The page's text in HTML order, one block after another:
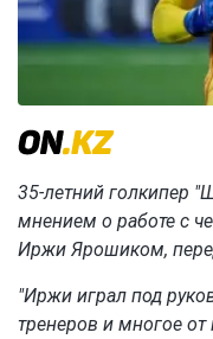
35-летний голкипер
мнением о работе с
Иржи Ярошиком,
"Иржи играл под
тренеров и многое от